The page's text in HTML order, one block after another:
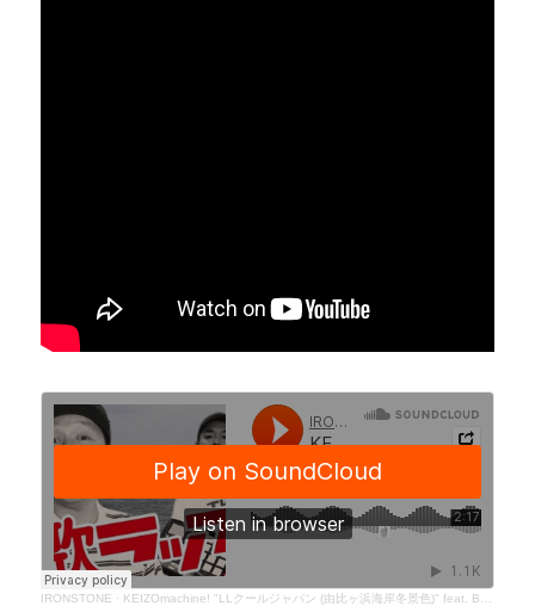
IRONSTONE · KEIZOmachine! "LLクールジャパン (由比ヶ浜海岸冬景色)" feat. Bose ♨️ASHINOURAMISETEKUDASAI REMIX♨️